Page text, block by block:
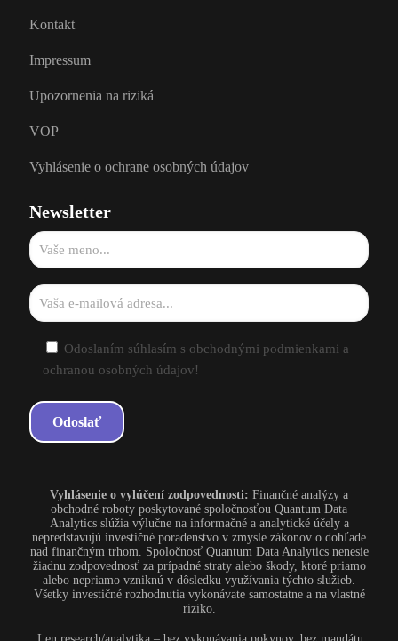
Kontakt
Impressum
Upozornenia na riziká
VOP
Vyhlásenie o ochrane osobných údajov
Newsletter
Odoslaním súhlasím s obchodnými podmienkami a
ochranou osobných údajov!
Vyhlásenie o vylúčení zodpovednosti: Finančné analýzy a
obchodné roboty poskytované spoločnosťou Quantum Data
Analytics slúžia výlučne na informačné a analytické účely a
nepredstavujú investičné poradenstvo v zmysle zákonov o dohľade
nad finančným trhom. Spoločnosť Quantum Data Analytics nenesie
žiadnu zodpovednosť za prípadné straty alebo škody, ktoré priamo
alebo nepriamo vzniknú v dôsledku využívania týchto služieb.
Všetky investičné rozhodnutia vykonávate samostatne a na vlastné
riziko.